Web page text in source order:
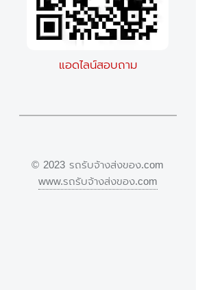
แอดไลน์สอบถาม
© 2023 รถรับจ้างส่งของ.com
www.รถรับจ้างส่งของ.com